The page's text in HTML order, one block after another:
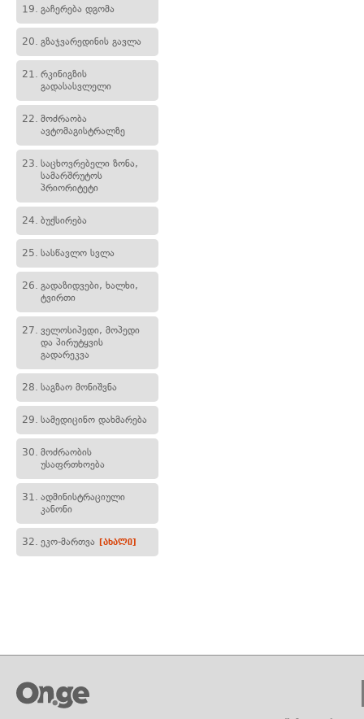
19. გაჩერება დგომა
20. გზაჯვარედინის გავლა
21. რკინიგზის
გადასასვლელი
22. მოძრაობა
ავტომაგისტრალზე
23. საცხოვრებელი ზონა,
სამარშრუტოს
პრიორიტეტი
24. ბუქსირება
25. სასწავლო სვლა
26. გადაზიდვები, ხალხი,
ტვირთი
27. ველოსიპედი, მოპედი
და პირუტყვის
გადარეკვა
28. საგზაო მონიშვნა
29. სამედიცინო დახმარება
30. მოძრაობის
უსაფრთხოება
31. ადმინისტრაციული
კანონი
32. ეკო-მართვა [ახალი]